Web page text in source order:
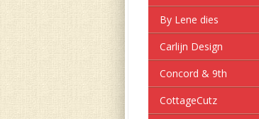
By Lene dies
Carlijn Design
Concord & 9th
CottageCutz